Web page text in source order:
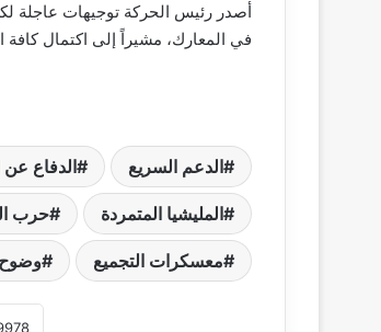
أصدر رئيس الحركة توجيهات عاجلة
في المعارك، مشيراً إلى اكتمال كافة
الدعم السريع الدفاع
المليشيا المتمردة حرب
معسكرات التجميع وضوح